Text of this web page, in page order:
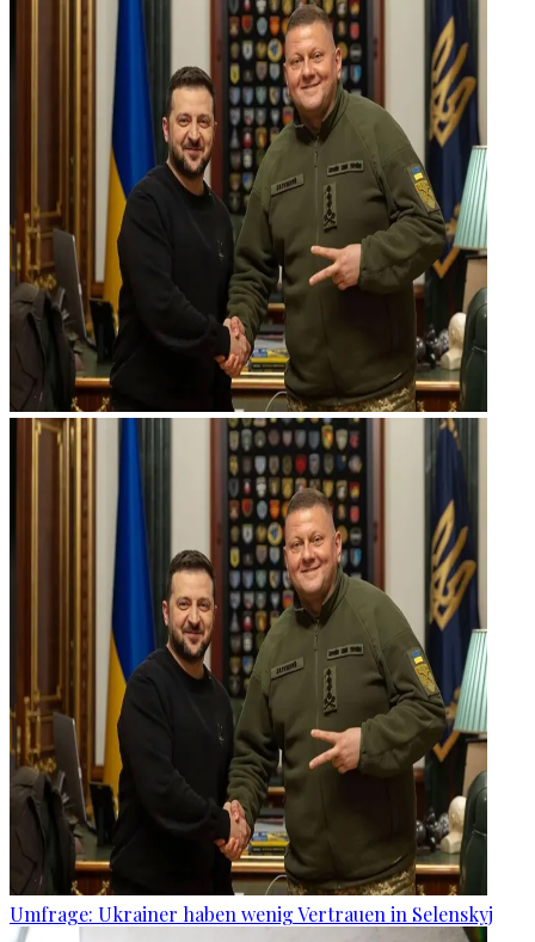
Umfrage: Ukrainer haben wenig Vertrauen in Selenskyj